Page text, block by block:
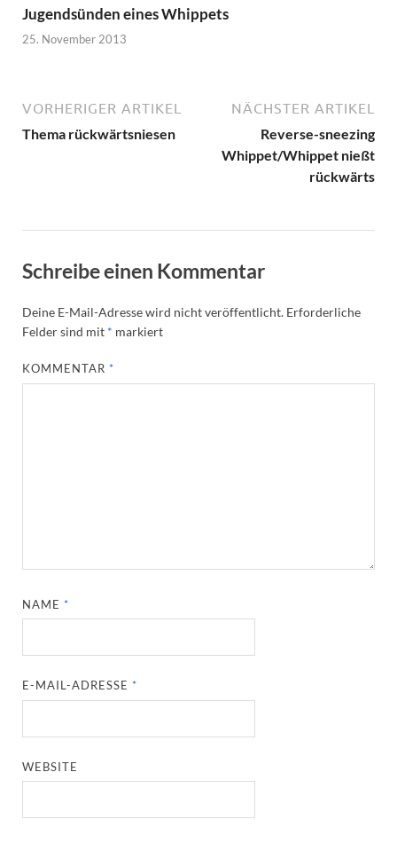
Jugendsünden eines Whippets
25. November 2013
VORHERIGER ARTIKEL
Thema rückwärtsniesen
NÄCHSTER ARTIKEL
Reverse-sneezing
Whippet/Whippet nießt
rückwärts
Schreibe einen Kommentar
Deine E-Mail-Adresse wird nicht veröffentlicht. Erforderliche
Felder sind mit * markiert
KOMMENTAR *
NAME *
E-MAIL-ADRESSE *
WEBSITE